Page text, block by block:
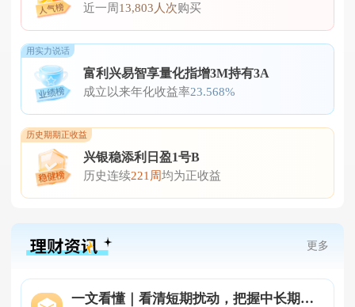
近一 周 13,803人次购买
富利兴易智享量化指增3M持有3A
成立 以来年化收益率23.568%
用实力说话
兴银稳添利日盈1号B
历史连续221周均为正收益
历史期期正收益
更多
一文看懂｜看清短期扰动，把握中长期方向！